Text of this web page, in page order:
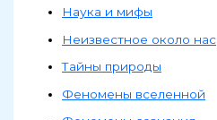
Наука и мифы
Неизвестное около нас
Тайны природы
Феномены вселенной